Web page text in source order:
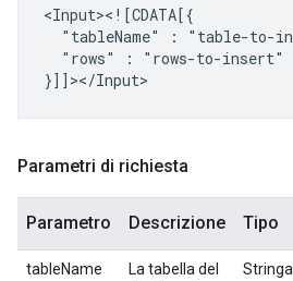
"tableName"
:
"rows"
:
"rows-to-insert"
Parametri di richiesta
Parametro Descrizione Tipo
tableName
La tabella del
Stringa